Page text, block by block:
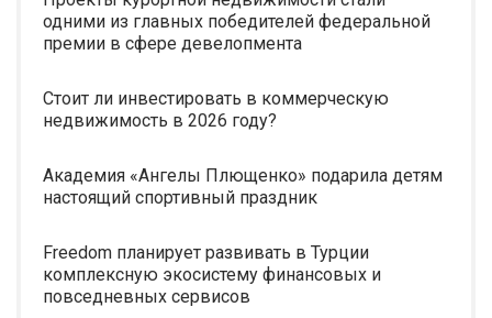
одними из главных победителей федеральной
премии в сфере девелопмента
Стоит ли инвестировать в коммерческую
недвижимость в 2026 году?
Академия «Ангелы Плющенко» подарила детям
настоящий спортивный праздник
Freedom планирует развивать в Турции
комплексную экосистему финансовых и
повседневных сервисов